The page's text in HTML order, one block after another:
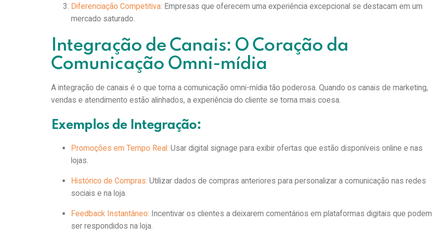
Diferenciação Competitiva: Empresas que oferecem uma experiência excepcional se destacam em um
mercado saturado.
Integração de Canais: O Coração da
Comunicação Omni-mídia
A integração de canais é o que torna a comunicação omni-mídia tão poderosa. Quando os canais de marketing,
vendas e atendimento estão alinhados, a experiência do cliente se torna mais coesa.
Exemplos de Integração:
Promoções em Tempo Real: Usar digital signage para exibir ofertas que estão disponíveis online e nas
lojas.
Histórico de Compras: Utilizar dados de compras anteriores para personalizar a comunicação nas redes
sociais e na loja.
Feedback Instantâneo: Incentivar os clientes a deixarem comentários em plataformas digitais que podem
ser respondidos na loja.